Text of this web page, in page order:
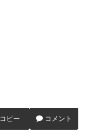
コピー コメント